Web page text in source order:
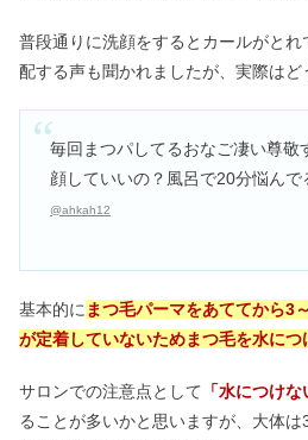
普段通りに洗顔をするとカールがと
配する声も聞かれましたが、実際はど
毎回まつパしてるおなご凄い尊敬
顔していいの？風呂で20分悩んで
@ahkah12
基本的に まつ毛パーマをあててから3
が定着していないためまつ毛を水につ
サロンでの注意点として 「水につけ
ることが多いかと思いますが、大体